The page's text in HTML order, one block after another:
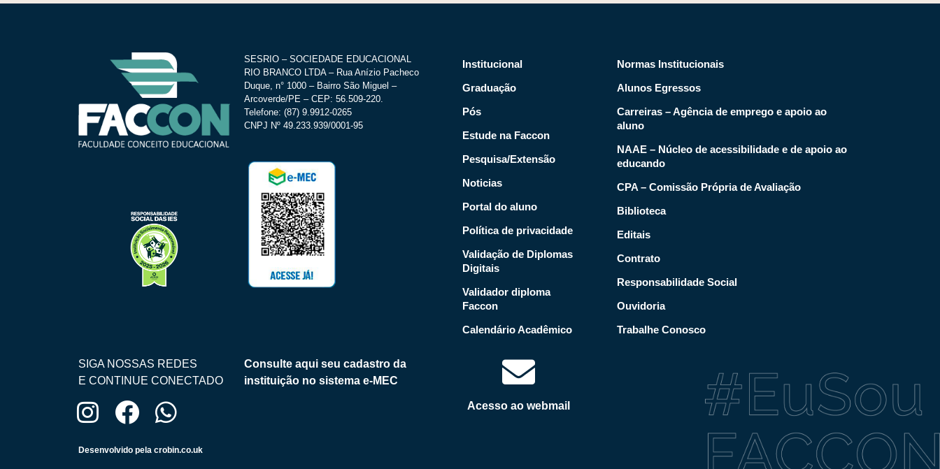
SESRIO – SOCIEDADE EDUCACIONAL
RIO BRANCO LTDA – Rua Anízio Pacheco
Duque, n° 1000 – Bairro São Miguel –
Arcoverde/PE – CEP: 56.509-220.
Telefone: (87) 9.9912-0265
CNPJ Nº 49.233.939/0001-95
Institucional
Graduação
Pós
Estude na Faccon
Pesquisa/Extensão
Noticias
Portal do aluno
Política de privacidade
Validação de Diplomas
Digitais
Validador diploma
Faccon
Calendário Acadêmico
Normas Institucionais
Alunos Egressos
Carreiras – Agência de emprego e apoio ao
aluno
NAAE – Núcleo de acessibilidade e de apoio ao
educando
CPA – Comissão Própria de Avaliação
Biblioteca
Editais
Contrato
Responsabilidade Social
Ouvidoria
Trabalhe Conosco
SIGA NOSSAS REDES
E CONTINUE CONECTADO
Desenvolvido pela crobin.co.uk
Consulte aqui seu cadastro da
instituição no sistema e-MEC
Acesso ao webmail